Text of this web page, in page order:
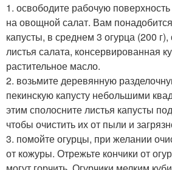
1. освободите рабочую
на овощной салат. Вам
капусты, в среднем 3 огурца (200
листья салата, консервированная
растительное масло.
2. возьмите деревянную
пекинскую капусту небольшими
этим сполосните листья капусты
чтобы очистить их от пыли и
3. помойте огурцы, при желании
от кожуры. Отрежьте кончики от